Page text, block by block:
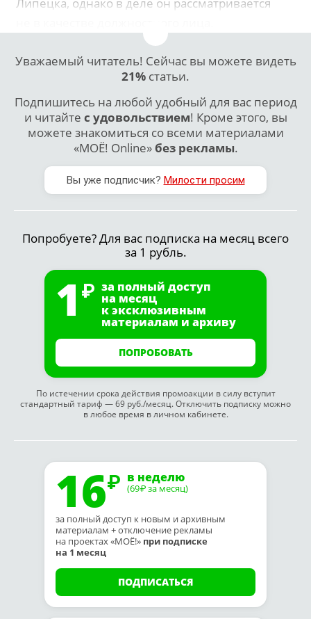
Уважаемый читатель! Сейчас вы можете видеть
21% статьи.
Подпишитесь на любой удобный для вас период
и читайте с удовольствием! Кроме этого, вы
можете знакомиться со всеми материалами
«МОЁ! Online»без рекламы.
Вы уже подписчик? Милости просим
Попробуете? Для вас подписка на месяц всего
за 1 рубль.
1 за полный доступ
на месяц
к эксклюзивным
материалам и архиву
ПОПРОБОВАТЬ
По истечении срока действия промоакции в силу вступит
стандартный тариф — 69 руб./месяц. Отключить подписку можно
в любое время в личном кабинете.
16 в неделю
(69₽ за месяц)
за полный доступ к новым и архивным
материалам + отключение рекламы
на проектах «МОЁ!» при подписке
на 1 месяц
ПОДПИСАТЬСЯ